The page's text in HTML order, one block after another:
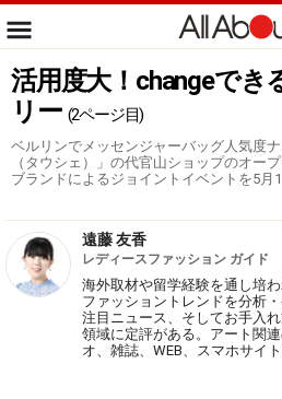
活用度大！changeでき
リー (2ページ目)
ベルリンでメッセンジャーバッグ人気度
（タウシェ）」の代官山ショップのオー
ブランドによるジョイントイベントを5月
遠藤 友香
レディースファッション ガイド
海外取材や留学経験を通し培
ファッショントレンドを分析
注目ニュース、そしてお手入
領域に定評がある。アート関
オ、雑誌、WEB、スマホサイト